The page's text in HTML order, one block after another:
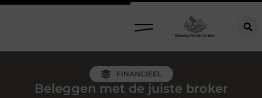
FINANCIEEL
Beleggen met de juiste broker